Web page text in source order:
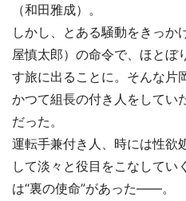
（和田雅成）。
しかし、とある騒動をきっか
屋慎太郎）の命令で、ほとぼ
す旅に出ることに。そんな片
かつて組長の付き人をしてい
だった。
運転手兼付き人、時には性欲
して淡々と役目をこなしてい
は“裏の使命”があった――。